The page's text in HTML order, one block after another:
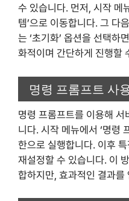
수 있습니다. 먼저, 시작 메
템’으로 이동합니다. 그 다
는 ‘초기화’ 옵션을 선택하
화적이며 간단하게 진행할
명령 프롬프트 사
명령 프롬프트를 이용해
니다. 시작 메뉴에서 ‘명령
한으로 실행합니다. 이후
재설정할 수 있습니다. 이
합하지만, 효과적인 결과를